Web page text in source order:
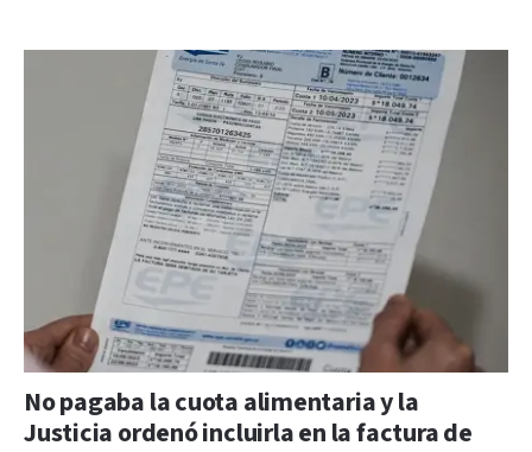
No pagaba la cuota alimentaria y la
Justicia ordenó incluirla en la factura de